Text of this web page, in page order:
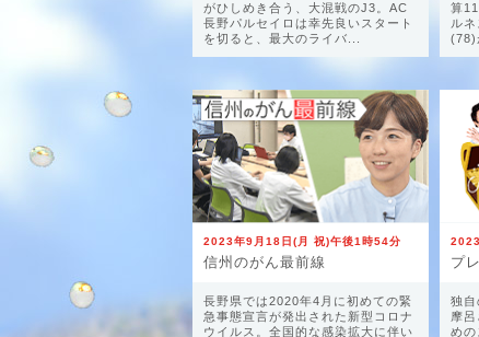
がひしめき合う、大混戦のJ3。AC
長野パルセイロは幸先良いスタート
を切ると、最大のライバ...
算
ル
(78)
2023年9月18日(月 祝)午後1時54分
信州のがん最前線
長野県では2020年4月に初めての緊
急事態宣言が発出された新型コロナ
ウイルス。全国的な感染拡大に伴い
独自
摩
めの